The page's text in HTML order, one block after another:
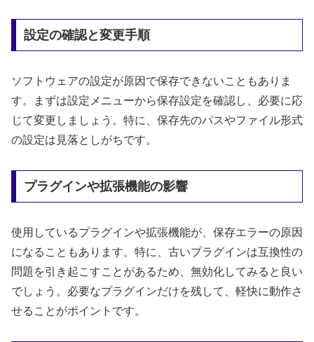
設定の確認と変更手順
ソフトウェアの設定が原因で保存できないこともありま
す。まずは設定メニューから保存設定を確認し、必要に応
じて変更しましょう。特に、保存先のパスやファイル形式
の設定は見落としがちです。
プラグインや拡張機能の影響
使用しているプラグインや拡張機能が、保存エラーの原因
になることもあります。特に、古いプラグインは互換性の
問題を引き起こすことがあるため、無効化してみると良い
でしょう。必要なプラグインだけを残して、軽快に動作さ
せることがポイントです。